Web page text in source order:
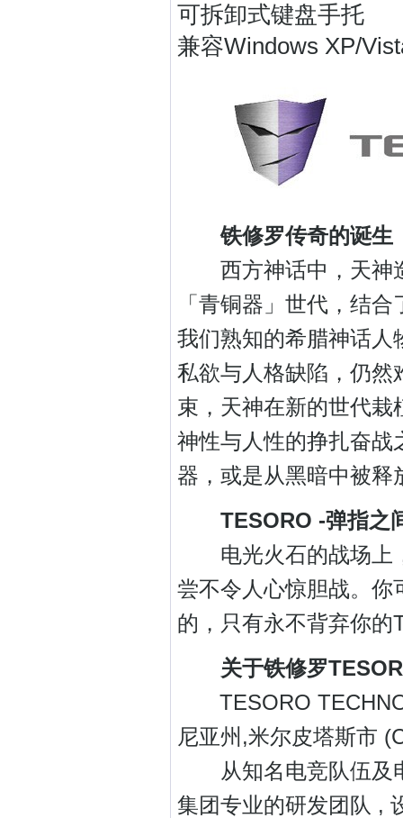
可拆卸式键盘手托
兼容Windows XP/
铁修罗传奇的诞生
西方神话中，天神造
「青铜器」世代，结
我们熟知的希腊神话人
私欲与人格缺陷，仍然
束，天神在新的世代栽
神性与人性的挣扎奋战
器，或是从黑暗中被释
TESORO -弹指之
电光火石的战场上，
尝不令人心惊胆战。你
的，只有永不背弃你的
关于铁修罗
TESORO
尼亚州,米尔皮塔斯市
从知名电竞队伍及电
集团专业的研发团队 ,